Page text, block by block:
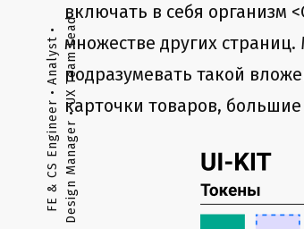
F
E
&
C
S
E
n
g
i
n
e
e
r
•
A
n
a
l
y
s
t
•
D
e
s
i
g
n
M
a
n
a
g
e
r
•
U
X
T
e
a
m
L
e
ad
включать в себя организм
множестве других
подразумевать такой
карточки товаров,